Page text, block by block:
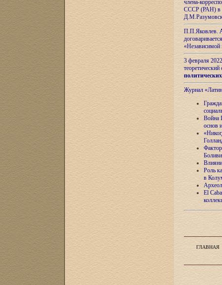
члена-
СССР (РАН) в
П.П.Яковлев.
«Независимой
3 февраля
теоретический
Журнал
Война
основ
Роль
в
El
ГЛАВНАЯ